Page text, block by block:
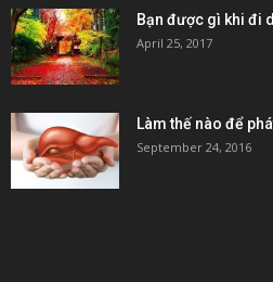
Bạn được gì khi đi
April 25, 2017
Làm thế nào để
September 24, 2016